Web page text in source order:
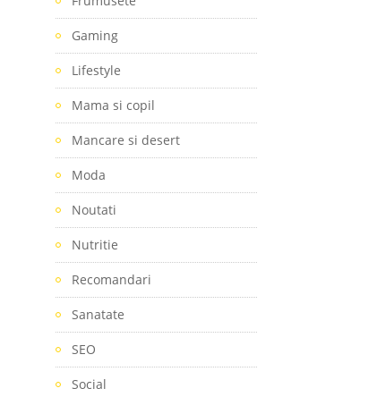
Gaming
Lifestyle
Mama si copil
Mancare si desert
Moda
Noutati
Nutritie
Recomandari
Sanatate
SEO
Social